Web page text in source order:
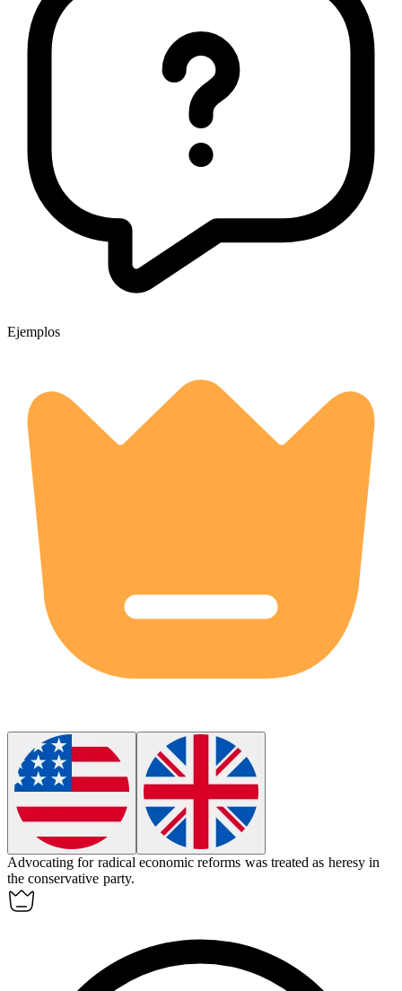
Ejemplos
Advocating for radical economic reforms was treated as heresy in
the conservative party.